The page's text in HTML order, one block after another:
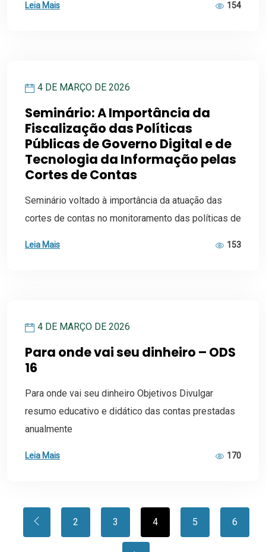
Leia Mais 154
4 DE MARÇO DE 2026
Seminário: A Importância da
Fiscalização das Políticas
Públicas de Governo Digital e de
Tecnologia da Informação pelas
Cortes de Contas
Seminário voltado à importância da atuação das
cortes de contas no monitoramento das políticas de
Leia Mais 153
4 DE MARÇO DE 2026
Para onde vai seu dinheiro – ODS
16
Para onde vai seu dinheiro Objetivos Divulgar
resumo educativo e didático das contas prestadas
anualmente
Leia Mais 170
2 3 4 5 6